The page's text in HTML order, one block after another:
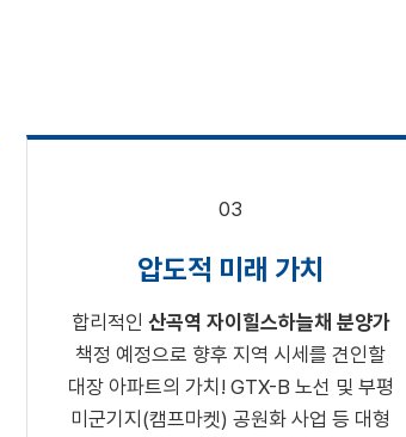
03
압도적 미래 가치
합리적인 산곡역 자이힐스하늘채 분양가
책정 예정으로 향후 지역 시세를 견인할
대장 아파트의 가치! GTX-B 노선 및 부평
미군기지(캠프마켓) 공원화 사업 등 대형